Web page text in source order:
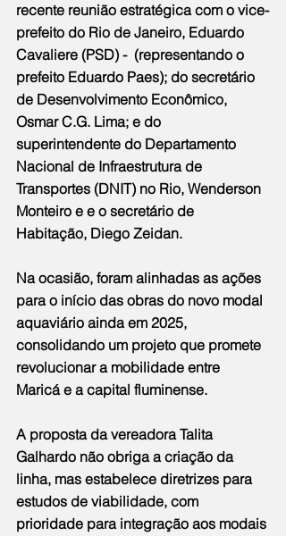
recente reunião estratégica com o vice-
prefeito do Rio de Janeiro, Eduardo
Cavaliere (PSD) -  (representando o
prefeito Eduardo Paes); do secretário
de Desenvolvimento Econômico,
Osmar C.G. Lima; e do
superintendente do Departamento
Nacional de Infraestrutura de
Transportes (DNIT) no Rio, Wenderson
Monteiro e e o secretário de
Habitação, Diego Zeidan.
Na ocasião, foram alinhadas as ações
para o início das obras do novo modal
aquaviário ainda em 2025,
consolidando um projeto que promete
revolucionar a mobilidade entre
Maricá e a capital fluminense.
A proposta da vereadora Talita
Galhardo não obriga a criação da
linha, mas estabelece diretrizes para
estudos de viabilidade, com
prioridade para integração aos modais